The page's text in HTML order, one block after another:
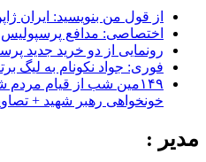
از قول من بنویسید: ایران
اختصاصی: مدافع
رونمایی از دو خرید جدید
فوری: جواد نکونام به لیگ
۱۴۹مین شب از قیام
خونخواهی رهبر شهید +
مدیر :